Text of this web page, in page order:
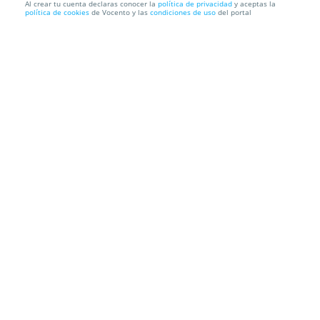
Disfruta de un exquisito menú para 2 por 47€ en el
Al crear tu cuenta declaras conocer la política de privacidad y aceptas la
política de cookies de Vocento y las condiciones de uso del portal